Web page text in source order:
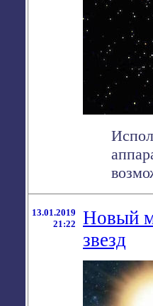
13.01.2019
21:22
Новый
звезд